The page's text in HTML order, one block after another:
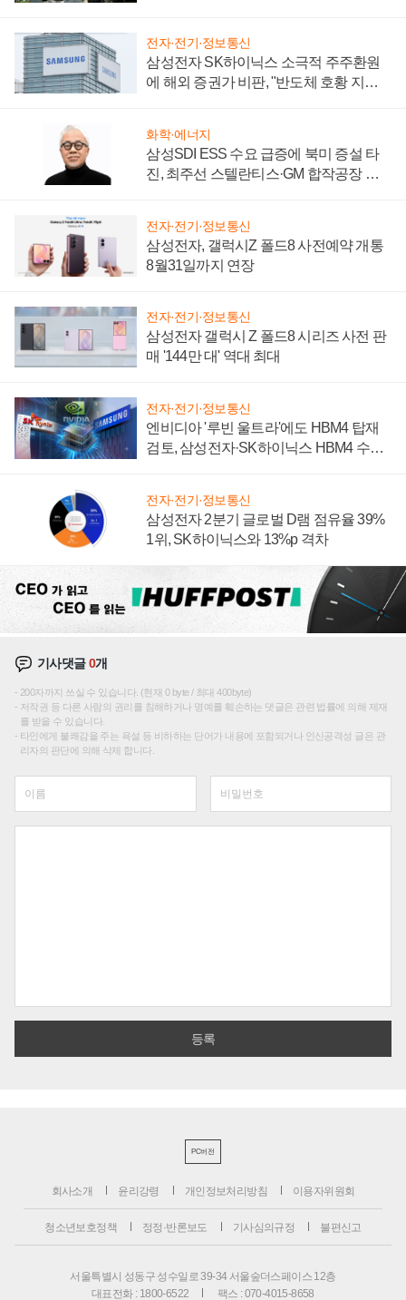
전자·전기·정보통신
삼성전자 SK하이닉스 소극적 주주환원
에 해외 증권가 비판, "반도체 호황 지속
화학·에너지
삼성SDI ESS 수요 급증에 북미 증설 타
진, 최주선 스텔란티스·GM 합작공장 건
전자·전기·정보통신
삼성전자, 갤럭시Z 폴드8 사전예약 개통
8월31일까지 연장
전자·전기·정보통신
삼성전자 갤럭시 Z 폴드8 시리즈 사전 판
매 '144만 대' 역대 최대
전자·전기·정보통신
엔비디아 '루빈 울트라'에도 HBM4 탑재
검토, 삼성전자·SK하이닉스 HBM4 수율
전자·전기·정보통신
삼성전자 2분기 글로벌 D램 점유율 39%
1위, SK하이닉스와 13%p 격차
기사댓글0개
200자까지 쓰실 수 있습니다. (현재 0 byte / 최대 400byte)
저작권 등 다른 사람의 권리를 침해하거나 명예를 훼손하는 댓글은 관련 법률에 의해 제재
를 받을 수 있습니다.
타인에게 불쾌감을 주는 욕설 등 비하하는 단어가 내용에 포함되거나 인신공격성 글은 관
리자의 판단에 의해 삭제 합니다.
PC버전
회사소개 윤리강령 개인정보처리방침 이용자위원회
청소년보호정책 정정·반론보도 기사심의규정 불편신고
서울특별시 성동구 성수일로 39-34 서울숲더스페이스 12층
대표전화 : 1800-6522
팩스 : 070-4015-8658